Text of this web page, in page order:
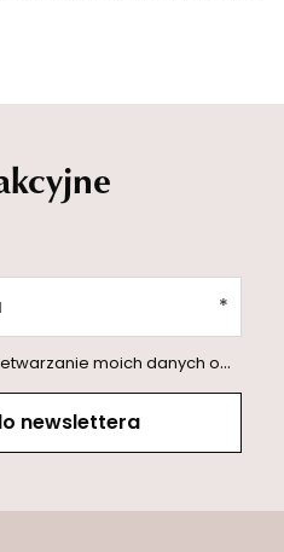
na potrzeby wysyłki newslettera z informacją handlową (marketing). Więcej w
newslettera